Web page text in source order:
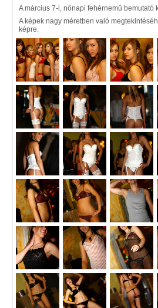
A március 7-i, nőnapi fehérnemű bemutató
A képek nagy méretben való
képre.